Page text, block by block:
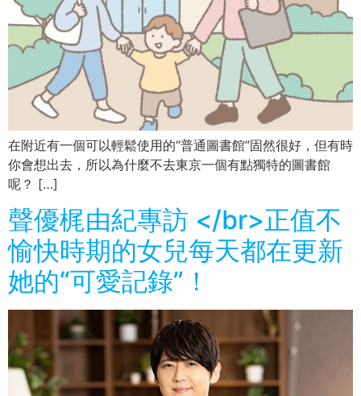
在附近有一個可以輕鬆使用的“普通圖書館”固然很好，但有時
你會想出去，所以為什麼不去東京一個有點獨特的圖書館
呢？ […]
聲優梶由紀專訪 </br>正值不
愉快時期的女兒每天都在更新
她的“可愛記錄”！